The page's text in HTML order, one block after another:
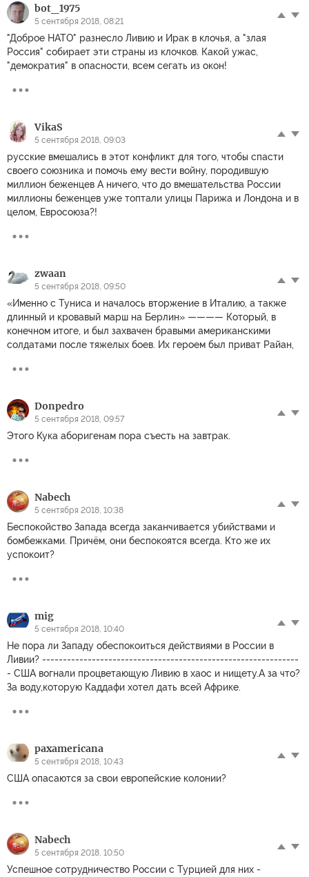
bot_1975
5 сентября 2018, 08:21
"Доброе НАТО" разнесло Ливию и Ирак в клочья, а "злая
Россия" собирает эти страны из клочков. Какой ужас,
"демократия" в опасности, всем сегать из окон!
VikaS
5 сентября 2018, 09:03
русские вмешались в этот конфликт для того, чтобы спасти
своего союзника и помочь ему вести войну, породившую
миллион беженцев А ничего, что до вмешательства России
миллионы беженцев уже топтали улицы Парижа и Лондона и в
целом, Евросоюза?!
zwaan
5 сентября 2018, 09:50
«Именно с Туниса и началось вторжение в Италию, а также
длинный и кровавый марш на Берлин» ———— Который, в
конечном итоге, и был захвачен бравыми американскими
солдатами после тяжелых боев. Их героем был приват Райан,
Donpedro
5 сентября 2018, 09:57
Этого Кука аборигенам пора съесть на завтрак.
Nabech
5 сентября 2018, 10:38
Беспокойство Запада всегда заканчивается убийствами и
бомбежками. Причём, они беспокоятся всегда. Кто же их
успокоит?
mig
5 сентября 2018, 10:40
Не пора ли Западу обеспокоиться действиями в России в
Ливии? --------------------------------------------------------------
- США вогнали процветающую Ливию в хаос и нищету.А за что?
За воду,которую Каддафи хотел дать всей Африке.
paxamericana
5 сентября 2018, 10:43
США опасаются за свои европейские колонии?
Nabech
5 сентября 2018, 10:50
Успешное сотрудничество России с Турцией для них -